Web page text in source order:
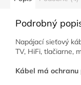
Podrobný
Napájací sieťový
TV, HiFi, tlačiarne,
Kábel má